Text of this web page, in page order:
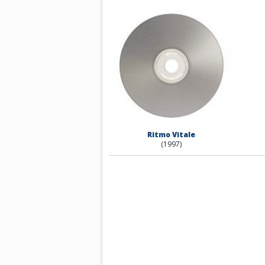
Ritmo Vitale
(1997)